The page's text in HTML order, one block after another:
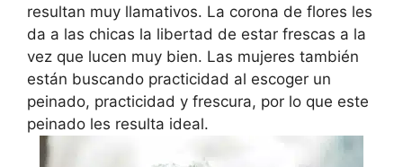
resultan muy llamativos. La corona de flores les
da a las chicas la libertad de estar frescas a la
vez que lucen muy bien. Las mujeres también
están buscando practicidad al escoger un
peinado, practicidad y frescura, por lo que este
peinado les resulta ideal.